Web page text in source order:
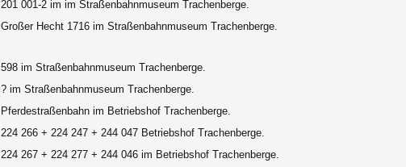
201 001-2 im im Straßenbahnmuseum Trachenberge.
Großer Hecht 1716 im Straßenbahnmuseum Trachenberge.
598 im Straßenbahnmuseum Trachenberge.
? im Straßenbahnmuseum Trachenberge.
Pferdestraßenbahn im Betriebshof Trachenberge.
224 266 + 224 247 + 244 047 Betriebshof Trachenberge.
224 267 + 224 277 + 244 046 im Betriebshof Trachenberge.